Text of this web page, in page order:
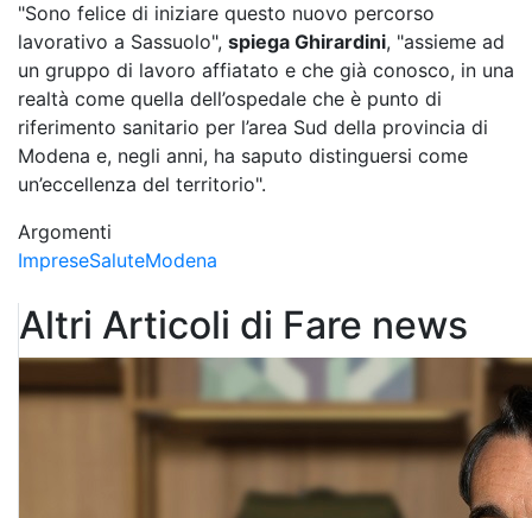
"Sono felice di iniziare questo nuovo percorso
lavorativo a Sassuolo", spiega Ghirardini, "assieme ad
un gruppo di lavoro affiatato e che già conosco, in una
realtà come quella dell’ospedale che è punto di
riferimento sanitario per l’area Sud della provincia di
Modena e, negli anni, ha saputo distinguersi come
un’eccellenza del territorio".
Argomenti
ImpreseSaluteModena
Altri Articoli di Fare news